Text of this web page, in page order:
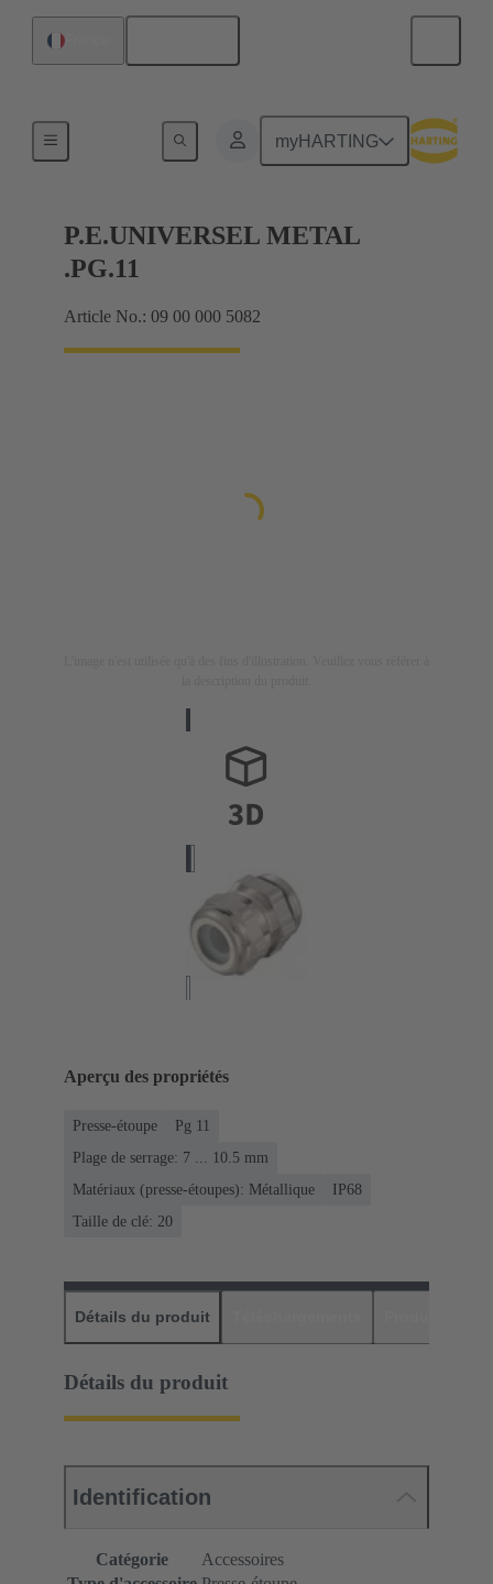
myHARTING
Presse-étoupes
P.E.UNIVERSEL METAL
.PG.11
Article No.: 09 00 000 5082
Aperçu des propriétés
Presse-étoupe
Pg 11
Plage de serrage: 7 ... 10.5 mm
Matériaux (presse-étoupes): Métallique
IP68
Taille de clé: 20
Détails du produit
Détails du produit
Identification
Catégorie
Accessoires